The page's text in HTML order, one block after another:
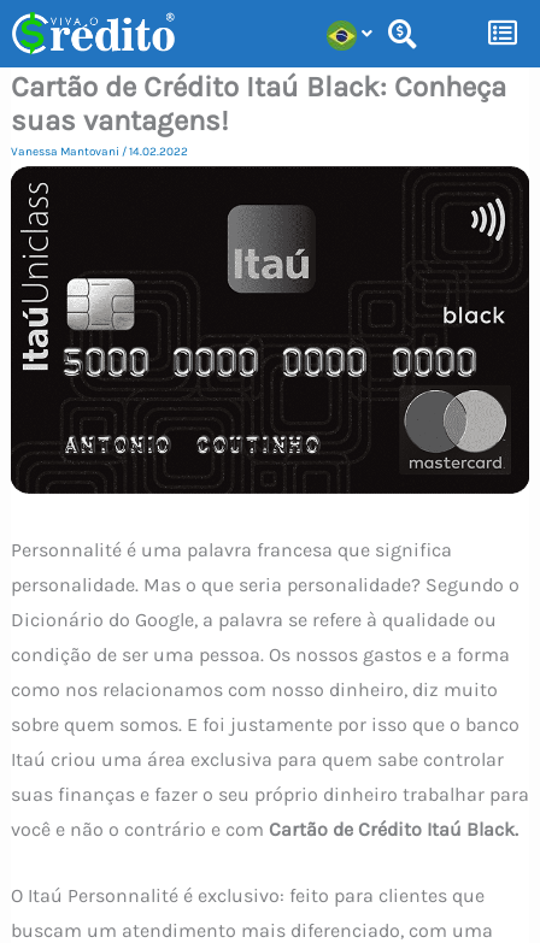
para
conteúdo
Cartão de Crédito Itaú Black: Conheça
suas vantagens!
Vanessa Mantovani /14.02.2022
Personnalité é uma palavra francesa que significa
personalidade. Mas o que seria personalidade? Segundo o
Dicionário do Google, a palavra se refere à qualidade ou
condição de ser uma pessoa. Os nossos gastos e a forma
como nos relacionamos com nosso dinheiro, diz muito
sobre quem somos. E foi justamente por isso que o banco
Itaú criou uma área exclusiva para quem sabe controlar
suas finanças e fazer o seu próprio dinheiro trabalhar para
você e não o contrário e com Cartão de Crédito Itaú Black.
O Itaú Personnalité é exclusivo: feito para clientes que
buscam um atendimento mais diferenciado, com uma